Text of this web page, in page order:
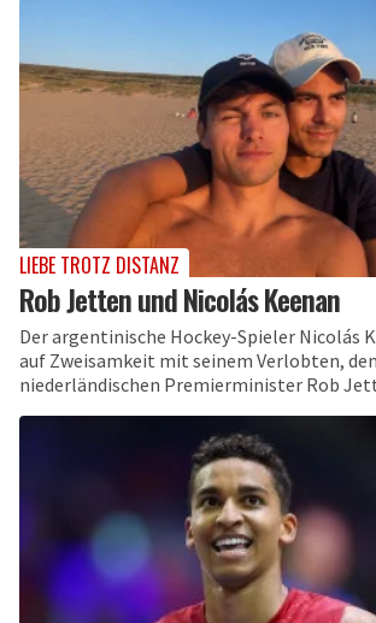
LIEBE TROTZ DISTANZ
Rob Jetten und Nicolás Keenan
Der argentinische Hockey-Spieler Nicolás
auf Zweisamkeit mit seinem Verlobten, den
niederländischen Premierminister Rob